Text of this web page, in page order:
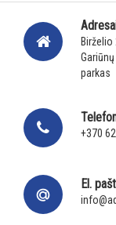
parkas
+370
El.